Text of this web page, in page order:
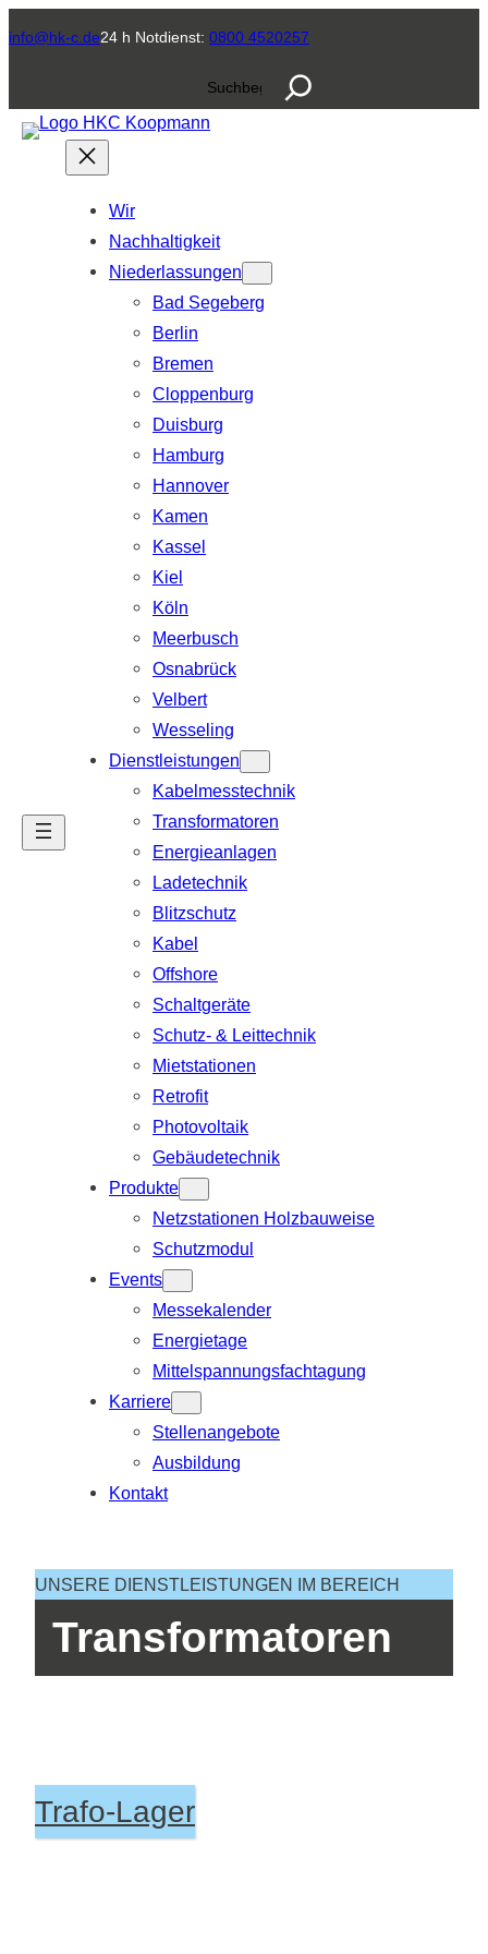
info@hk-c.de24 h Notdienst: 0800 4520257
S
u
n
Wir
Nachhaltigkeit
Niederlassungen
Bad Segeberg
Berlin
Bremen
Cloppenburg
Duisburg
Hamburg
Hannover
Kamen
Kassel
Kiel
Köln
Meerbusch
Osnabrück
Velbert
Wesseling
Dienstleistungen
Kabelmesstechnik
Transformatoren
Energieanlagen
Ladetechnik
Blitzschutz
Kabel
Offshore
Schaltgeräte
Schutz- & Leittechnik
Mietstationen
Retrofit
Photovoltaik
Gebäudetechnik
Produkte
Netzstationen Holzbauweise
Schutzmodul
Events
Messekalender
Energietage
Mittelspannungsfachtagung
Karriere
Stellenangebote
Ausbildung
Kontakt
UNSERE DIENSTLEISTUNGEN IM BEREICH
Transformatoren
Trafo-Lager